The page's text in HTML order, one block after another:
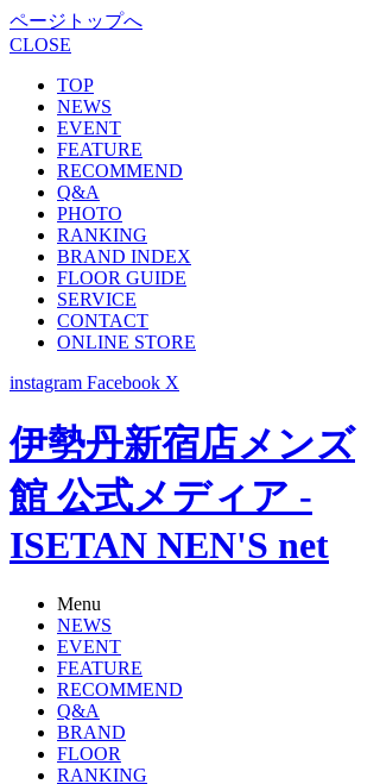
ページトップへ
CLOSE
TOP
NEWS
EVENT
FEATURE
RECOMMEND
Q&A
PHOTO
RANKING
BRAND INDEX
FLOOR GUIDE
SERVICE
CONTACT
ONLINE STORE
instagram Facebook X
伊勢丹新宿店メンズ
館 公式メディア -
ISETAN NEN'S net
Menu
NEWS
EVENT
FEATURE
RECOMMEND
Q&A
BRAND
FLOOR
RANKING